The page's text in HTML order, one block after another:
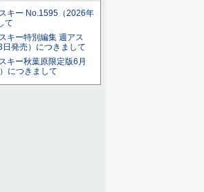
キー No.1595（2026年
て
キー特別編集 週アス
発売）につきまして
キー秋葉原限定版6月
につきまして